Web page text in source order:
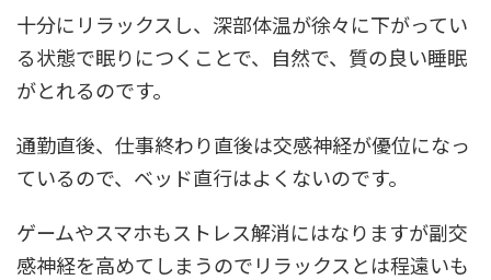
十分にリラックスし、深部体温が徐々に下がってい
る状態で眠りにつくことで、自然で、質の良い睡眠
がとれるのです。
通勤直後、仕事終わり直後は交感神経が優位になっ
ているので、ベッド直行はよくないのです。
ゲームやスマホもストレス解消にはなりますが副交
感神経を高めてしまうのでリラックスとは程遠いも